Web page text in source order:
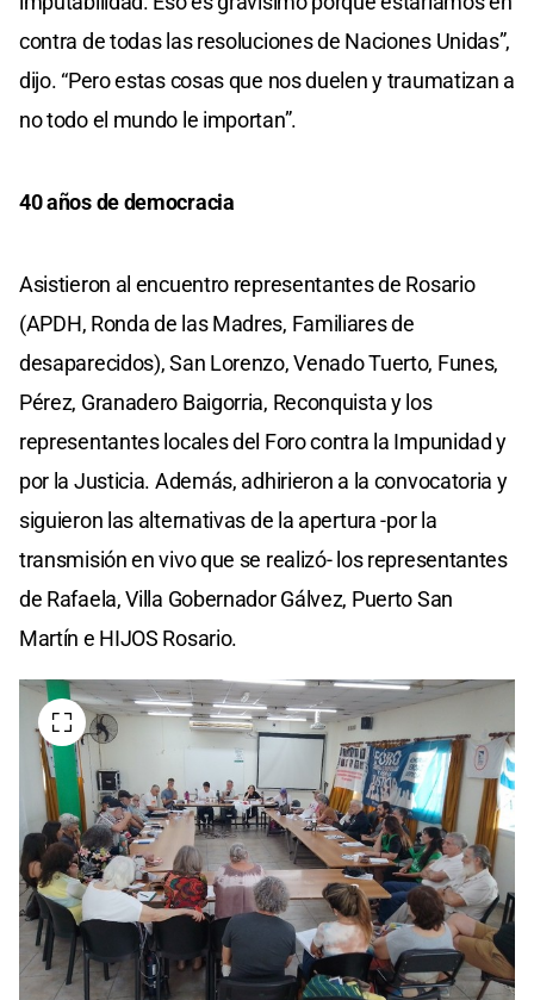
contra de todas las resoluciones de Naciones Unidas”,
dijo. “Pero estas cosas que nos duelen y traumatizan a
no todo el mundo le importan”.
40 años de democracia
Asistieron al encuentro representantes de Rosario
(APDH, Ronda de las Madres, Familiares de
desaparecidos), San Lorenzo, Venado Tuerto, Funes,
Pérez, Granadero Baigorria, Reconquista y los
representantes locales del Foro contra la Impunidad y
por la Justicia. Además, adhirieron a la convocatoria y
siguieron las alternativas de la apertura -por la
transmisión en vivo que se realizó- los representantes
de Rafaela, Villa Gobernador Gálvez, Puerto San
Martín e HIJOS Rosario.